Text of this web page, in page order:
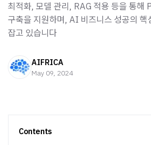
최적화, 모델 관리, RAG 적용 등을 통해
구축을 지원하며, AI 비즈니스 성공의 핵
잡고 있습니다
AIFRICA
May 09, 2024
Contents